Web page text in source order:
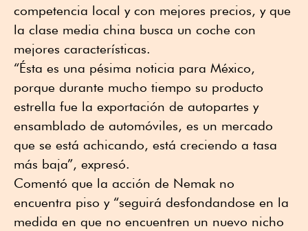
competencia local y con mejores precios, y que
la clase media china busca un coche con
mejores características.
“Ésta es una pésima noticia para México,
porque durante mucho tiempo su producto
estrella fue la exportación de autopartes y
ensamblado de automóviles, es un mercado
que se está achicando, está creciendo a tasa
más baja”, expresó.
Comentó que la acción de Nemak no
encuentra piso y “seguirá desfondandose en la
medida en que no encuentren un nuevo nicho